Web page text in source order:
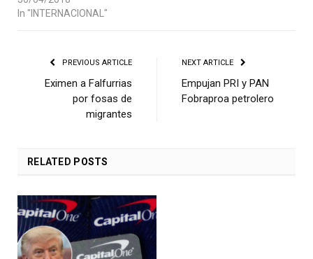
In "INTERNACIONAL"
PREVIOUS ARTICLE
Eximen a Falfurrias
por fosas de
migrantes
NEXT ARTICLE
Empujan PRI y PAN
Fobraproa petrolero
RELATED POSTS